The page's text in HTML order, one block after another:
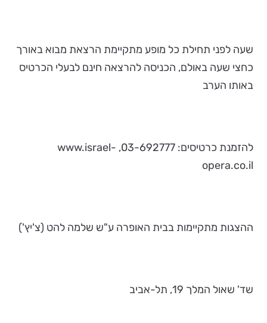
שעה לפני תחילת כל מופע מתקיימת הרצאת מבוא באורך
כחצי שעה באולם, הכניסה להרצאה חינם לבעלי הכרטיס
באותו הערב
להזמנת כרטיסים: 03-692777, www.israel-
opera.co.il
ההצגות מתקיימות בבית האופרה ע"ש שלמה להט (צ'יץ')
שד' שאול המלך 19, תל-אביב